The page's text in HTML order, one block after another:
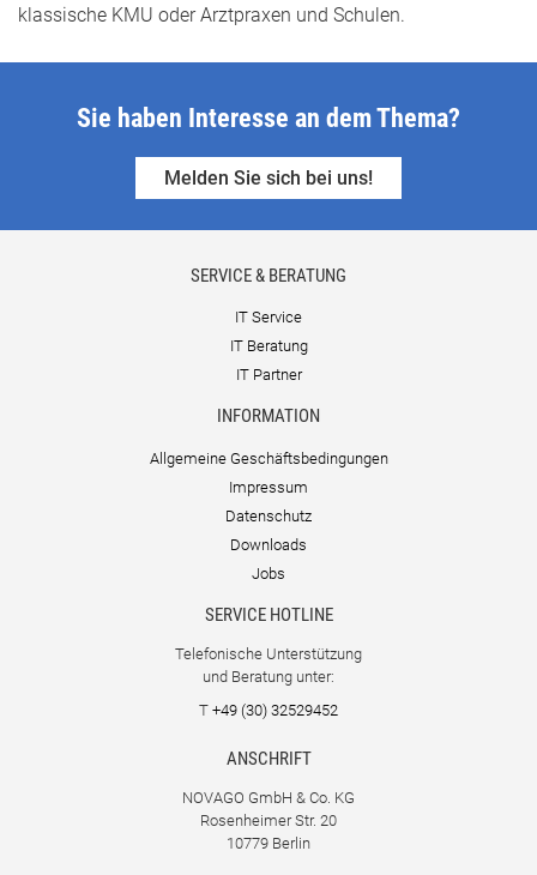
klassische KMU oder Arztpraxen und Schulen.
Sie haben Interesse an dem Thema?
Melden Sie sich bei uns!
SERVICE & BERATUNG
IT Service
IT Beratung
IT Partner
INFORMATION
Allgemeine Geschäftsbedingungen
Impressum
Datenschutz
Downloads
Jobs
SERVICE HOTLINE
Telefonische Unterstützung
und Beratung unter:
T +49 (30) 32529452
ANSCHRIFT
NOVAGO GmbH & Co. KG
Rosenheimer Str. 20
10779 Berlin